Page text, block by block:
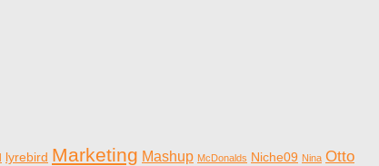
lyrebird Marketing Mashup McDonalds Niche09 Nina Otto